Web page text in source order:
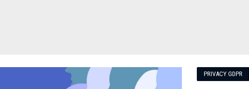
PRIVACY GDPR